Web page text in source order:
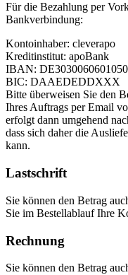
Für die Bezahlung per
Bankverbindung:
Kontoinhaber: cleverapo
Kreditinstitut: apoBank
IBAN:
BIC: DAAEDEDDXXX
Bitte überweisen Sie den
Ihres Auftrags per Email
erfolgt dann umgehend
dass sich daher die
kann.
Lastschrift
Sie können den Betrag
Sie im Bestellablauf Ihre
Rechnung
Sie können den Betrag